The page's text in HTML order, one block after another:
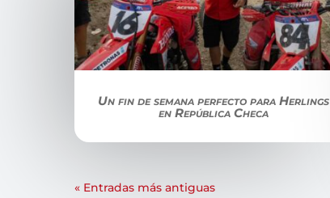
Un fin de semana perfecto para Herlings
en República Checa
« Entradas más antiguas